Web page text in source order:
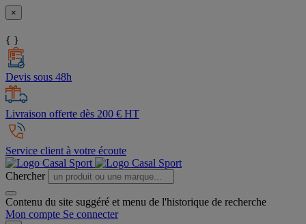
×
{ }
Devis sous 48h
Livraison offerte dès 200 € HT
Service client à votre écoute
Chercher
Contenu du site suggéré et menu de l'historique de recherche
Mon compte Se connecter